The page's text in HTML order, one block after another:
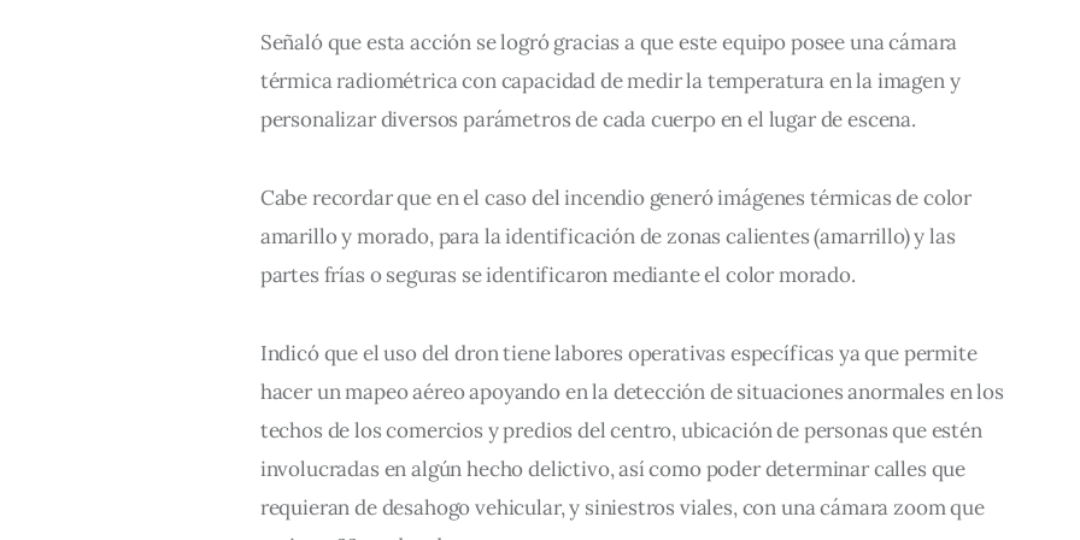
Señaló que esta acción se logró gracias a que este equipo posee una cámara
térmica radiométrica con capacidad de medir la temperatura en la imagen y
personalizar diversos parámetros de cada cuerpo en el lugar de escena.
Cabe recordar que en el caso del incendio generó imágenes térmicas de color
amarillo y morado, para la identificación de zonas calientes (amarrillo) y las
partes frías o seguras se identificaron mediante el color morado.
Indicó que el uso del dron tiene labores operativas específicas ya que permite
hacer un mapeo aéreo apoyando en la detección de situaciones anormales en los
techos de los comercios y predios del centro, ubicación de personas que estén
involucradas en algún hecho delictivo, así como poder determinar calles que
requieran de desahogo vehicular, y siniestros viales, con una cámara zoom que